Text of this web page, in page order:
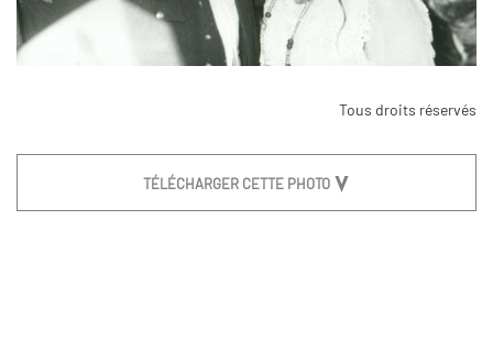
Tous droits réservés
TÉLÉCHARGER CETTE PHOTO